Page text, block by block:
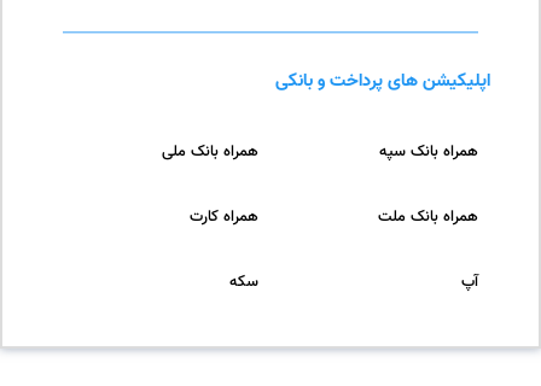
اپلیکیشن های پرداخت و بانکی
همراه بانک ملی همراه بانک سپه
همراه کارت همراه بانک ملت
سکه آپ